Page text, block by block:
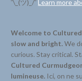
¯\_(ツ)_/¯Learn more
Welcome to
slow and bright.We
curious. Stay critical.
Cultured
lumineuse. Ici, on ne